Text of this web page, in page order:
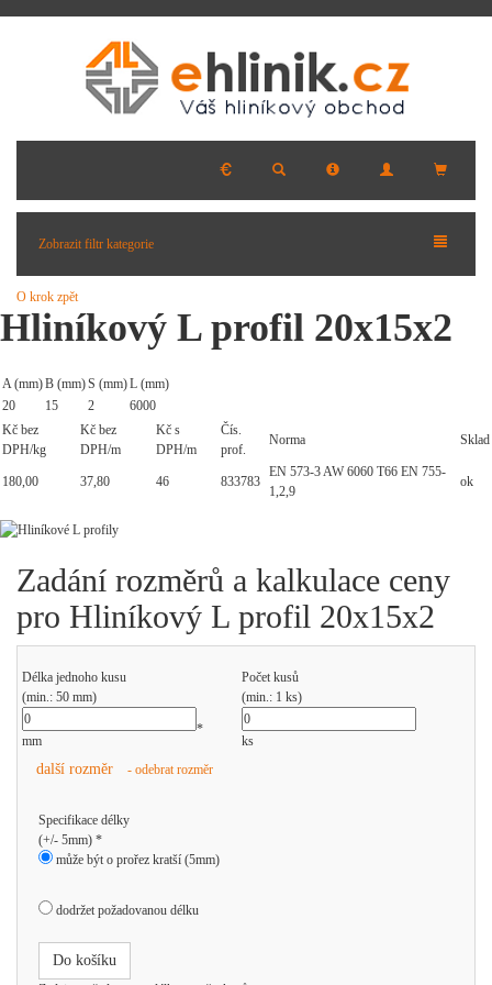
Zobrazit filtr kategorie
O krok zpět
Hliníkový L profil 20x15x2
A (mm)B (mm)S (mm)L (mm)
20
15 2
6000
Kč bez
DPH/kg
Kč bez
DPH/m
Kč s
DPH/m
Čís.
prof.
Norma Sklad
180,00 37,80 46 833783
EN 573-3 AW 6060 T66 EN 755-
1,2,9
ok
Zadání rozměrů a kalkulace ceny
pro Hliníkový L profil 20x15x2
Délka jednoho kusu
(min.: 50 mm)
Počet kusů
(min.: 1 ks)
mm
*
ks
další rozměr - odebrat rozměr
Specifikace délky
(+/- 5mm) *
může být o prořez kratší (5mm)
dodržet požadovanou délku
Do košíku